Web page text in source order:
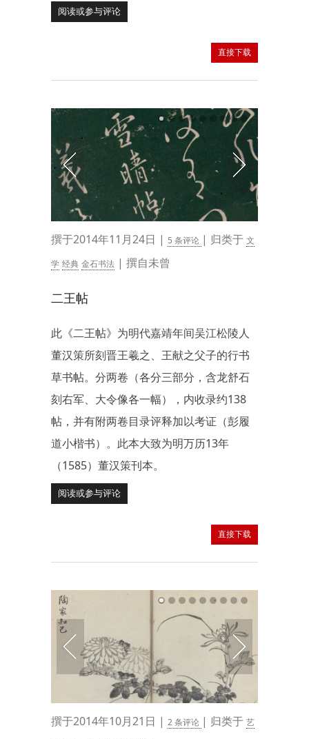
阅读或参与评论
直接下载
撰于2014年11月24日 | 5 条评论 | 归类于 文
学 经典 金石书法 | 撰自未曾
二王帖
此《二王帖》为明代嘉靖年间吴江松陵人
董汉策所刻晋王羲之、王献之父子的行书
草书帖。分两卷（各分三部分，含龙舒石
刻右军、大令像各一幅），内收录约138
帖，并有附两卷目录评释加以考证（彭履
道小楷书）。此本大致为明万历13年
（1585）董汉策刊本。
阅读或参与评论
直接下载
撰于2014年10月21日 | 2 条评论 | 归类于 艺